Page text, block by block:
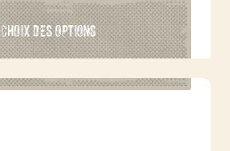
CHOIX DES OPTIONS
Ce
produit
a
variations.